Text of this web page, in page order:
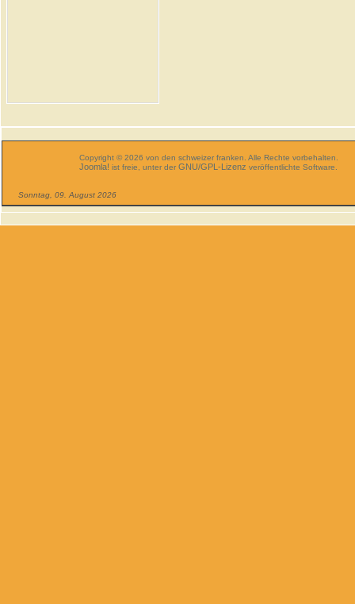
Copyright © 2026 von den schweizer franken. Alle Rechte vorbehalten.
Joomla! ist freie, unter derGNU/GPL-Lizenz veröffentlichte Software.
Sonntag, 09. August 2026